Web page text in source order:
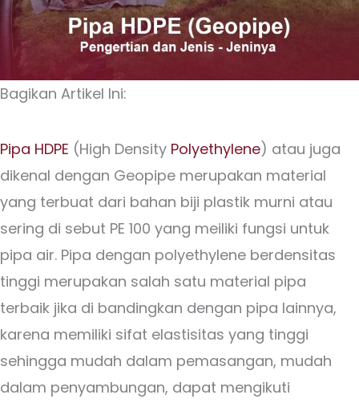
Bagikan Artikel Ini:
Pipa HDPE (High Density Polyethylene) atau juga
dikenal dengan Geopipe merupakan material
yang terbuat dari bahan biji plastik murni atau
sering di sebut PE 100 yang meiliki fungsi untuk
pipa air. Pipa dengan polyethylene berdensitas
tinggi merupakan salah satu material pipa
terbaik jika di bandingkan dengan pipa lainnya,
karena memiliki sifat elastisitas yang tinggi
sehingga mudah dalam pemasangan, mudah
dalam penyambungan, dapat mengikuti